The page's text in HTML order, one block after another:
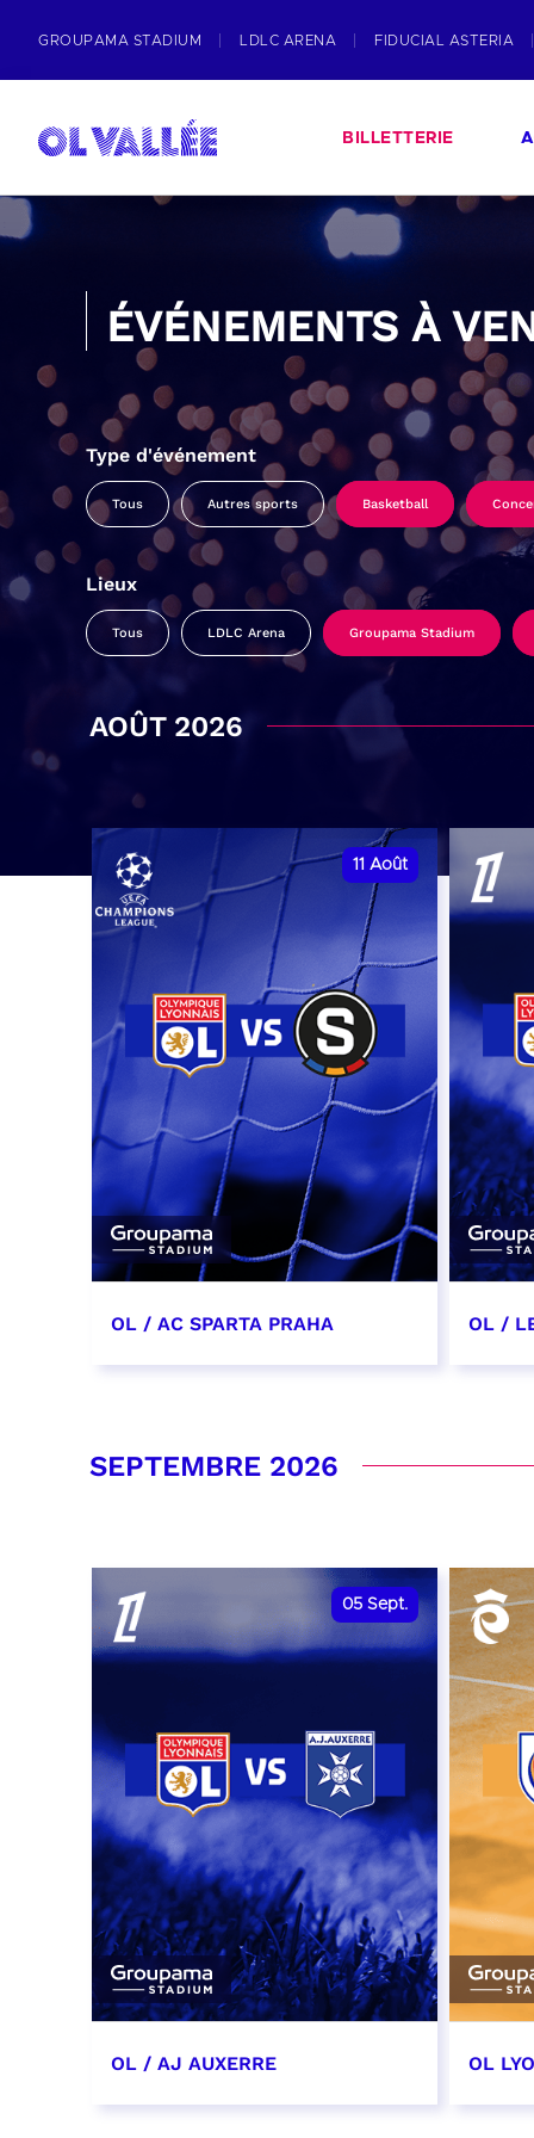
GROUPAMA STADIUM LDLC ARENA FIDUCIAL ASTERIA
BILLETTERIE
ÉVÉNEMENTS À
Type d'événement
Tous Autres sports Basketball
Lieux
Tous LDLC Arena Groupama Stadium
AOÛT 2026
11 Août
OL / AC SPARTA PRAHA OL /
SEPTEMBRE 2026
05 Sept.
OL / AJ AUXERRE OL